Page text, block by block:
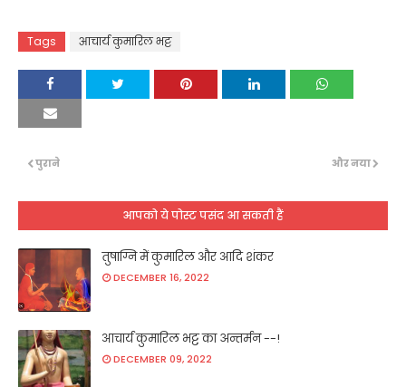
Tags आचार्य कुमारिल भट्ट
और नया
पुराने
आपको ये पोस्ट पसंद आ सकती हैं
तुषाग्नि में कुमारिल और आदि शंकर
DECEMBER 16, 2022
आचार्य कुमारिल भट्ट का अन्तर्मन --!
DECEMBER 09, 2022